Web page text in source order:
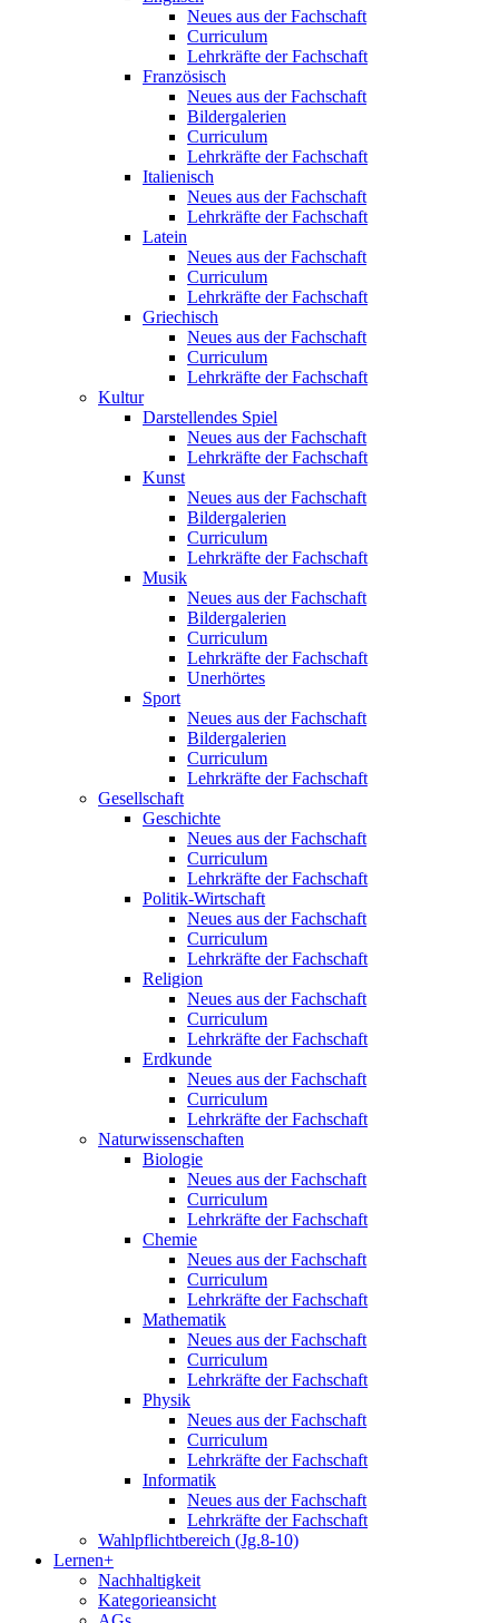
Neues aus der Fachschaft
Curriculum
Lehrkräfte der Fachschaft
Französisch
Neues aus der Fachschaft
Bildergalerien
Curriculum
Lehrkräfte der Fachschaft
Italienisch
Neues aus der Fachschaft
Lehrkräfte der Fachschaft
Latein
Neues aus der Fachschaft
Curriculum
Lehrkräfte der Fachschaft
Griechisch
Neues aus der Fachschaft
Curriculum
Lehrkräfte der Fachschaft
Kultur
Darstellendes Spiel
Neues aus der Fachschaft
Lehrkräfte der Fachschaft
Kunst
Neues aus der Fachschaft
Bildergalerien
Curriculum
Lehrkräfte der Fachschaft
Musik
Neues aus der Fachschaft
Bildergalerien
Curriculum
Lehrkräfte der Fachschaft
Unerhörtes
Sport
Neues aus der Fachschaft
Bildergalerien
Curriculum
Lehrkräfte der Fachschaft
Gesellschaft
Geschichte
Neues aus der Fachschaft
Curriculum
Lehrkräfte der Fachschaft
Politik-Wirtschaft
Neues aus der Fachschaft
Curriculum
Lehrkräfte der Fachschaft
Religion
Neues aus der Fachschaft
Curriculum
Lehrkräfte der Fachschaft
Erdkunde
Neues aus der Fachschaft
Curriculum
Lehrkräfte der Fachschaft
Naturwissenschaften
Biologie
Neues aus der Fachschaft
Curriculum
Lehrkräfte der Fachschaft
Chemie
Neues aus der Fachschaft
Curriculum
Lehrkräfte der Fachschaft
Mathematik
Neues aus der Fachschaft
Curriculum
Lehrkräfte der Fachschaft
Physik
Neues aus der Fachschaft
Curriculum
Lehrkräfte der Fachschaft
Informatik
Neues aus der Fachschaft
Lehrkräfte der Fachschaft
Wahlpflichtbereich (Jg.8-10)
Lernen+
Nachhaltigkeit
Kategorieansicht